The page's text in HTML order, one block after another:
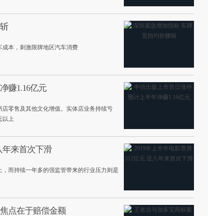
本，刺激限牌地区汽车消费
赚1.16亿元
零售及其他文化增值。实体店业务持续亏
以上
年来首次下滑
而持续一年多的强监管带来的行业压力则是
点在于赔偿金额